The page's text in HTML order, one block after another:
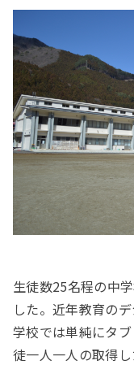
生徒数25名程の中
した。近年教育の
学校では単純にタ
徒一人一人の取得